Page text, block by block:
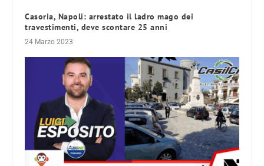
Casoria, Napoli: arrestato il ladro mago dei
travestimenti, deve scontare 25 anni
24 Marzo 2023